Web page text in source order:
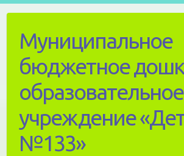
contentМуниципальное
бюджетное
образовательное
учреждение
№133»